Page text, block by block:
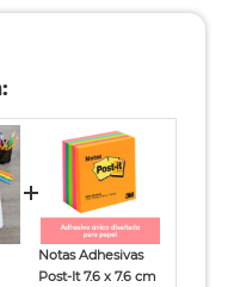
Notas Adhesivas
Post-It 7.6 x 7.6 cm